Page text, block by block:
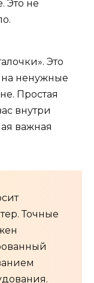
Это не
Это
на ненужные
Простая
внутри
важная
Точные